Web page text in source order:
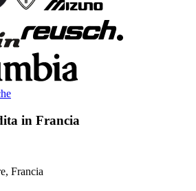
in Francia
Francia